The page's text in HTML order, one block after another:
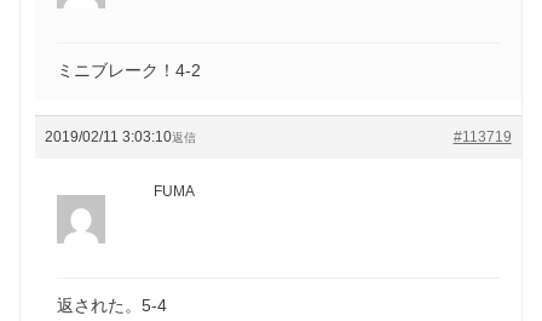
ミニブレーク！4-2
2019/02/11 3:03:10 #113719
返信
FUMA
返された。5-4